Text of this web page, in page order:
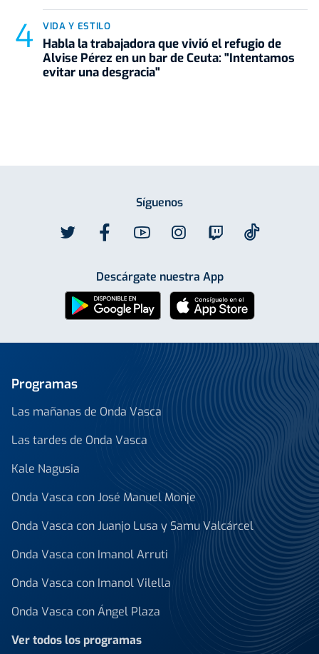
VIDA Y ESTILO
Habla la trabajadora que vivió el refugio de
Alvise Pérez en un bar de Ceuta: "Intentamos
evitar una desgracia"
Síguenos
Descárgate nuestra App
Programas
Las mañanas de Onda Vasca
Las tardes de Onda Vasca
Kale Nagusia
Onda Vasca con José Manuel Monje
Onda Vasca con Juanjo Lusa y Samu Valcárcel
Onda Vasca con Imanol Arruti
Onda Vasca con Imanol Vilella
Onda Vasca con Ángel Plaza
Ver todos los programas